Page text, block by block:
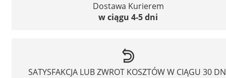
Dostawa Kurierem
w ciągu 4-5 dni
SATYSFAKCJA LUB ZWROT KOSZTÓW W CIĄGU 30